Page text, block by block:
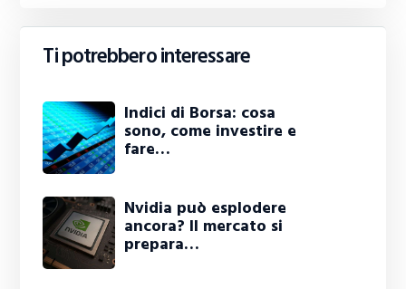
Ti potrebbero interessare
Indici di Borsa: cosa
sono, come investire e
fare…
Nvidia può esplodere
ancora? Il mercato si
prepara…